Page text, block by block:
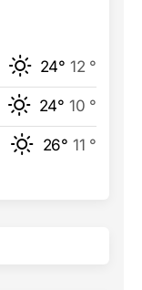
24° 12 °
24° 10 °
26° 11 °